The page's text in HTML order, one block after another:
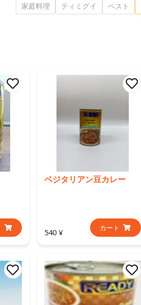
家庭料理 ティミグイ ベスト
ベジタリアン豆カレー
540 ¥ カート